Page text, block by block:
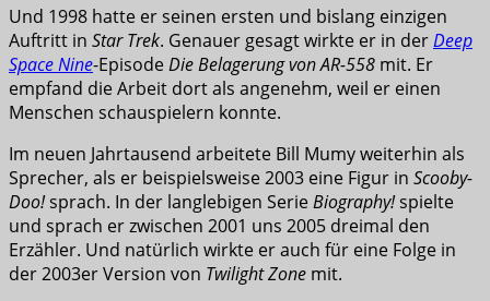
Und 1998 hatte er seinen ersten und bislang einzigen
Auftritt in Star Trek. Genauer gesagt wirkte er in derDeep
Space Nine-EpisodeDie Belagerung von AR-558 mit. Er
empfand die Arbeit dort als angenehm, weil er einen
Menschen schauspielern konnte.
Im neuen Jahrtausend arbeitete Bill Mumy weiterhin als
Sprecher, als er beispielsweise 2003 eine Figur in Scooby-
Doo!sprach. In der langlebigen SerieBiography!spielte
und sprach er zwischen 2001 uns 2005 dreimal den
Erzähler. Und natürlich wirkte er auch für eine Folge in
der 2003er Version von Twilight Zone mit.